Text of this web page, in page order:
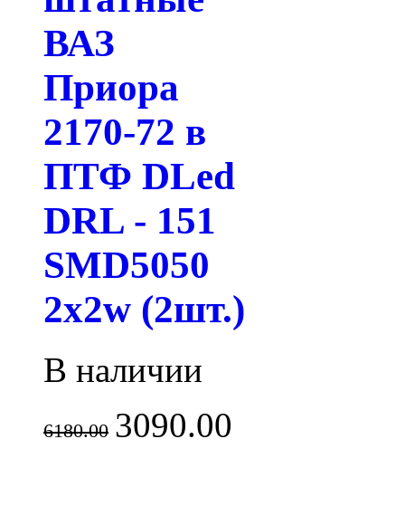
ВАЗ
Приора
2170-72 в
ПТФ DLed
DRL - 151
SMD5050
2x2w (2шт.)
В наличии
6180.00 3090.00